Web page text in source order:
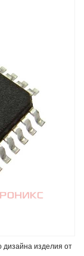
дизайна изделия от